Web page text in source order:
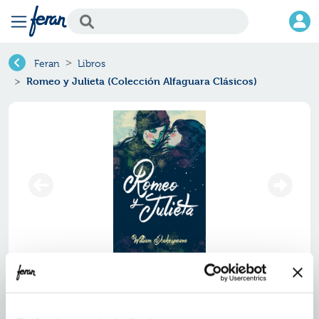
Feran Libros
Romeo y Julieta (Colección Alfaguara Clásicos)
Romeo y julieta (colección
alfaguara clásicos)